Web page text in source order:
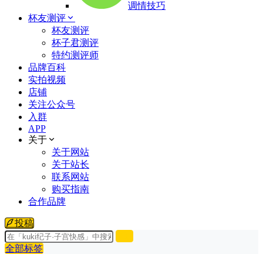
调情技巧
杯友测评
杯友测评
杯子君测评
特约测评师
品牌百科
实拍视频
店铺
关注公众号
入群
APP
关于
关于网站
关于站长
联系网站
购买指南
合作品牌
投稿
全部标签